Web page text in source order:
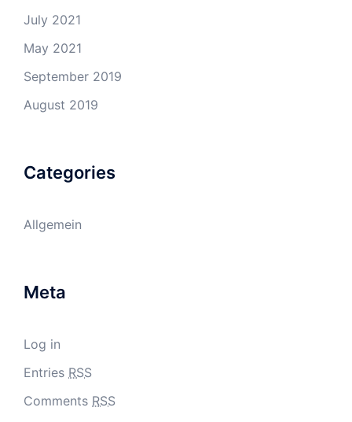
July 2021
May 2021
September 2019
August 2019
Categories
Allgemein
Meta
Log in
Entries RSS
Comments RSS